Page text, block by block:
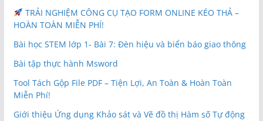
TRẢI NGHIỆM CÔNG CỤ TẠO FORM ONLINE KÉO THẢ –
HOÀN TOÀN MIỄN PHÍ!
Bài học STEM lớp 1- Bài 7: Đèn hiệu và biển báo giao thông
Bài tập thực hành Msword
Tool Tách Gộp File PDF – Tiện Lợi, An Toàn & Hoàn Toàn
Miễn Phí!
Giới thiệu Ứng dụng Khảo sát và Vẽ đồ thị Hàm số Tự động